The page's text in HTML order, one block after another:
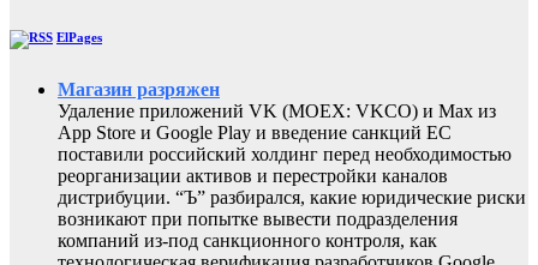
ElPages
Магазин разряжен
Удаление приложений VK (MOEX: VKCO) и Max из
App Store и Google Play и введение санкций ЕС
поставили российский холдинг перед необходимостью
реорганизации активов и перестройки каналов
дистрибуции. “Ъ” разбирался, какие юридические риски
возникают при попытке вывести подразделения
компаний из-под санкционного контроля, как